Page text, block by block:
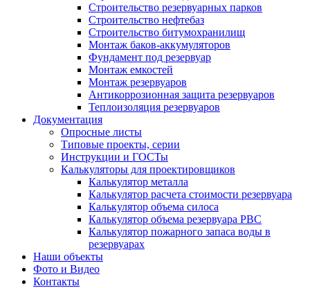
Строительство резервуарных парков
Строительство нефтебаз
Строительство битумохранилищ
Монтаж баков-аккумуляторов
Фундамент под резервуар
Монтаж емкостей
Монтаж резервуаров
Антикоррозионная защита резервуаров
Теплоизоляция резервуаров
Документация
Опросные листы
Типовые проекты, серии
Инструкции и ГОСТы
Калькуляторы для проектировщиков
Калькулятор металла
Калькулятор расчета стоимости резервуара
Калькулятор объема силоса
Калькулятор объема резервуара РВС
Калькулятор пожарного запаса воды в
резервуарах
Наши объекты
Фото и Видео
Контакты